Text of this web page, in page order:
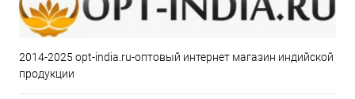
2014-2025 opt-india.ru-оптовый интернет магазин индийской
продукции